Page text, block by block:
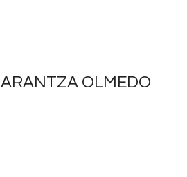
ARANTZA OLMEDO